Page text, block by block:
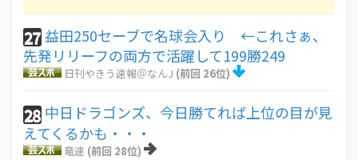
27益田250セーブで名球会入り ←これさぁ、
先発リリーフの両方で活躍して199勝249
日刊やきう速報＠なんJ (前回 26位)
28 中日ドラゴンズ、今日勝てれば上位の目が見
えてくるかも・・・
竜速 (前回 28位)